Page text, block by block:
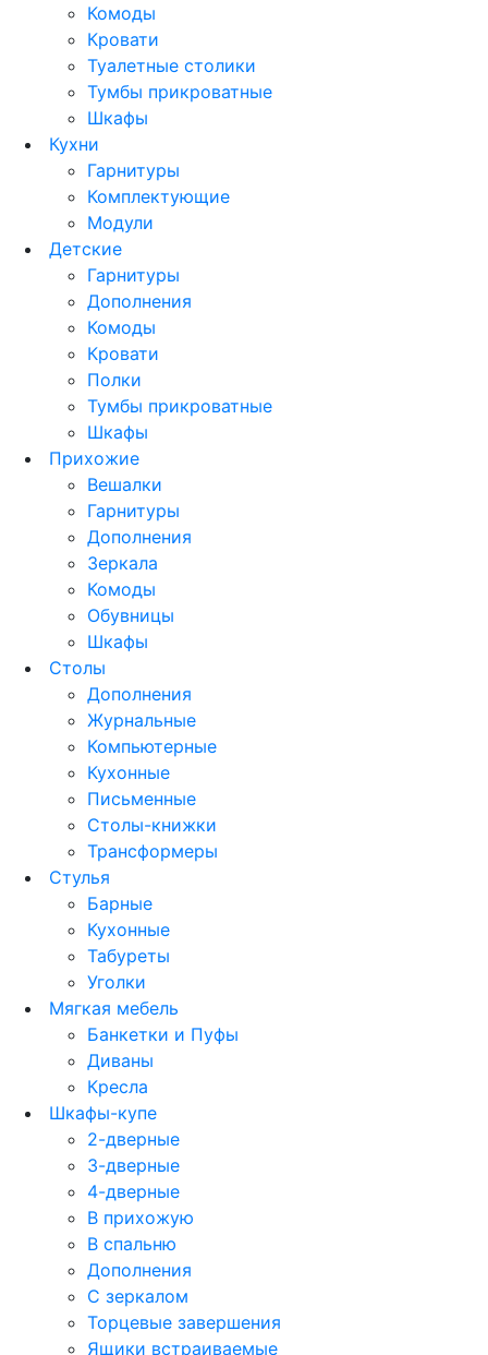
Комоды
Кровати
Туалетные столики
Тумбы прикроватные
Шкафы
Кухни
Гарнитуры
Комплектующие
Модули
Детские
Гарнитуры
Дополнения
Комоды
Кровати
Полки
Тумбы прикроватные
Шкафы
Прихожие
Вешалки
Гарнитуры
Дополнения
Зеркала
Комоды
Обувницы
Шкафы
Столы
Дополнения
Журнальные
Компьютерные
Кухонные
Письменные
Столы-книжки
Трансформеры
Стулья
Барные
Кухонные
Табуреты
Уголки
Мягкая мебель
Банкетки и Пуфы
Диваны
Кресла
Шкафы-купе
2-дверные
3-дверные
4-дверные
В прихожую
В спальню
Дополнения
С зеркалом
Торцевые завершения
Ящики встраиваемые